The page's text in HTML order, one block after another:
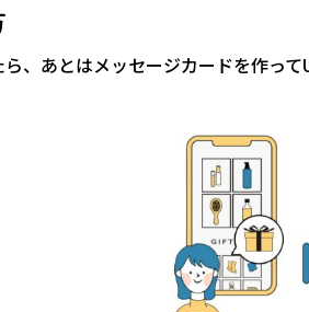
、あとはメッセージカードを作っ